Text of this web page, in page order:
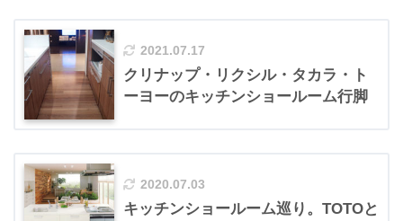
2021.07.17
クリナップ・リクシル・タカラ・ト
ーヨーのキッチンショールーム行脚
2020.07.03
キッチンショールーム巡り。TOTOと